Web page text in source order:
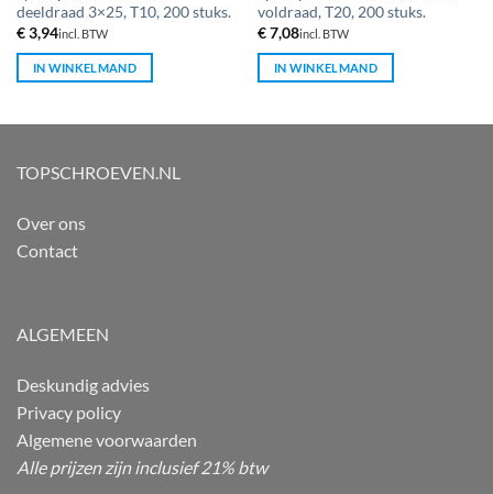
deeldraad 3×25, T10, 200 stuks.
€3,94incl. BTW
IN WINKELMAND
voldraad, T20, 200 stuks.
€7,08incl. BTW
IN WINKELMAND
TOPSCHROEVEN.NL
Over ons
Contact
ALGEMEEN
Deskundig advies
Privacy policy
Algemene voorwaarden
Alle prijzen zijn inclusief 21% btw